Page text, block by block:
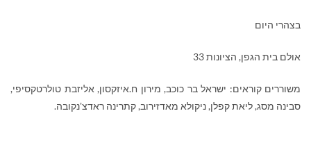
בצהרי היום
אולם בית הגפן, הציונות 33
משוררים קוראים: ישראל בר כוכב, מירון ח.איזקסון, אליזבת טולרטקסיפי,
סבינה מסג, ליאת קפלן, ניקולא מאדזירוב, קתרינה ראדצ'נקובה.